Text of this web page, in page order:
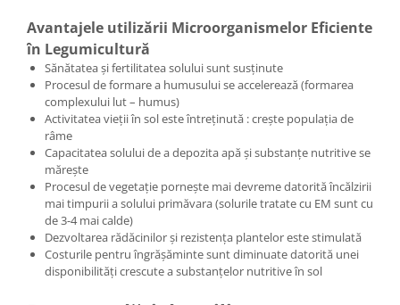
Avantajele utilizării Microorganismelor Eficiente
în Legumicultură
Sănătatea şi fertilitatea solului sunt susţinute
Procesul de formare a humusului se accelerează (formarea
complexului lut – humus)
Activitatea vieţii în sol este întreţinută : creşte populaţia de
râme
Capacitatea solului de a depozita apă şi substanţe nutritive se
măreşte
Procesul de vegetaţie porneşte mai devreme datorită încălzirii
mai timpurii a solului primăvara (solurile tratate cu EM sunt cu
de 3-4 mai calde)
Dezvoltarea rădăcinilor şi rezistenţa plantelor este stimulată
Costurile pentru îngrăşăminte sunt diminuate datorită unei
disponibilităţi crescute a substanţelor nutritive în sol